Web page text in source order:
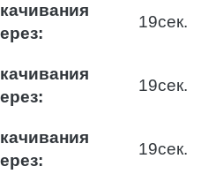
18сек.
18сек.
18сек.